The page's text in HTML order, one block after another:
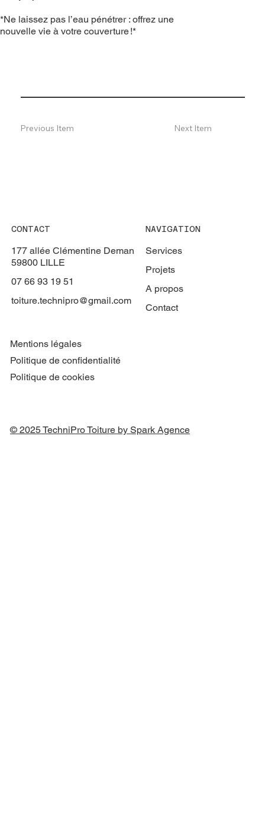
*Ne laissez pas l’eau pénétrer : offrez une
nouvelle vie à votre couverture !*
Previous Item Next Item
CONTACT
177 allée Clémentine Deman
59800 LILLE
07 66 93 19 51
toiture.technipro@gmail.com
NAVIGATION
Services
Projets
A propos
Contact
Mentions légales
Politique de confidentialité
Politique de cookies
© 2025 TechniPro Toiture by Spark Agence